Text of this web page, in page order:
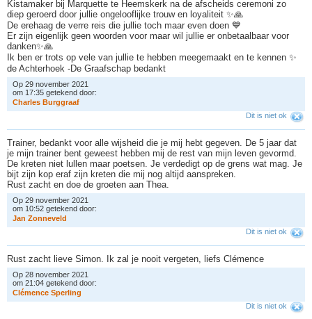
Kistamaker bij Marquette te Heemskerk na de afscheids ceremoni zo
diep geroerd door jullie ongelooflijke trouw en loyaliteit ✨🙏
De erehaag de verre reis die jullie toch maar even doen 💙
Er zijn eigenlijk geen woorden voor maar wil jullie er onbetaalbaar voor
danken✨🙏
Ik ben er trots op vele van jullie te hebben meegemaakt en te kennen ✨
de Achterhoek -De Graafschap bedankt
Op 29 november 2021
om 17:35 getekend door:
Charles Burggraaf
Dit is niet ok
Trainer, bedankt voor alle wijsheid die je mij hebt gegeven. De 5 jaar dat
je mijn trainer bent geweest hebben mij de rest van mijn leven gevormd.
De kreten niet lullen maar poetsen. Je verdedigt op de grens wat mag. Je
bijt zijn kop eraf zijn kreten die mij nog altijd aanspreken.
Rust zacht en doe de groeten aan Thea.
Op 29 november 2021
om 10:52 getekend door:
Jan Zonneveld
Dit is niet ok
Rust zacht lieve Simon. Ik zal je nooit vergeten, liefs Clémence
Op 28 november 2021
om 21:04 getekend door:
Clémence Sperling
Dit is niet ok